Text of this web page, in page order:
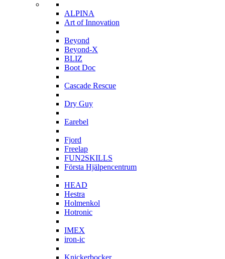
ALPINA
Art of Innovation
Beyond
Beyond-X
BLIZ
Boot Doc
Cascade Rescue
Dry Guy
Earebel
Fjord
Freelap
FUN2SKILLS
Första Hjälpencentrum
HEAD
Hestra
Holmenkol
Hotronic
IMEX
iron-ic
Knickerbocker